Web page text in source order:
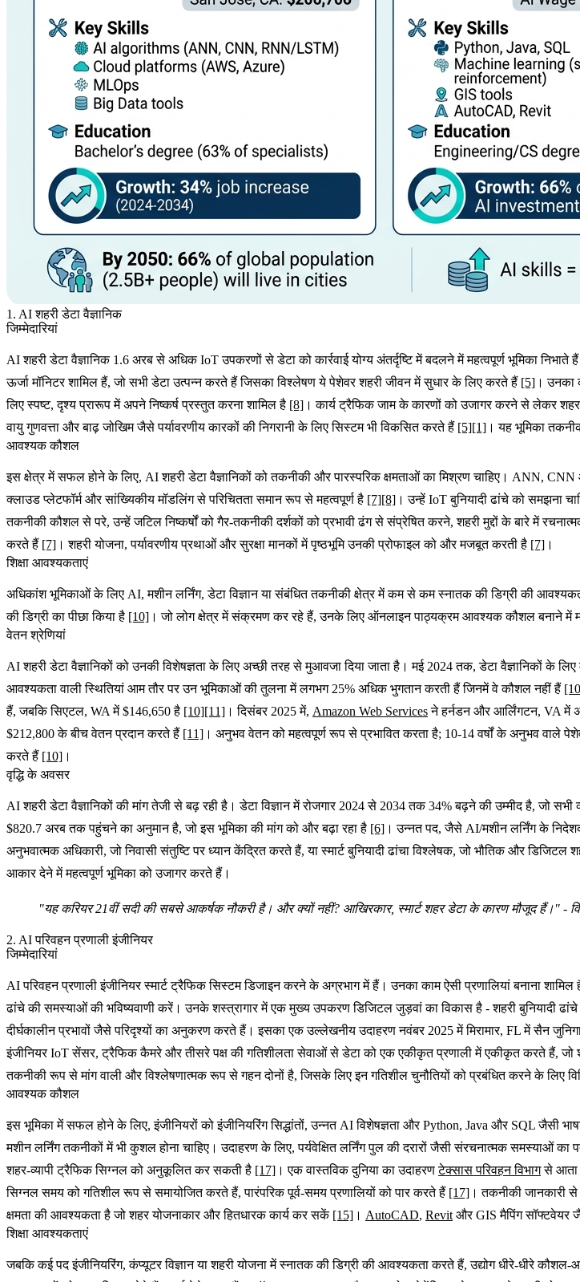
1. AI शहरी डेटा वैज्ञानिक
जिम्मेदारियां
AI शहरी डेटा वैज्ञानिक 1.6 अरब से अधिक IoT उपकरणों से डेटा को कार्रवाई योग्य अंतर्दृष्टि में बदलने में महत्वपूर्ण भूमिका निभाते
ऊर्जा मॉनिटर शामिल हैं, जो सभी डेटा उत्पन्न करते हैं जिसका विश्लेषण ये पेशेवर शहरी जीवन में सुधार के लिए करते हैं [5] । उनका
लिए स्पष्ट, दृश्य प्रारूप में अपने निष्कर्ष प्रस्तुत करना शामिल है [8] । कार्य ट्रैफिक जाम के कारणों को उजागर करने से लेकर
वायु गुणवत्ता और बाढ़ जोखिम जैसे पर्यावरणीय कारकों की निगरानी के लिए सिस्टम भी विकसित करते हैं [5][1] । यह भूमिका
आवश्यक कौशल
इस क्षेत्र में सफल होने के लिए, AI शहरी डेटा वैज्ञानिकों को तकनीकी और पारस्परिक क्षमताओं का मिश्रण चाहिए। ANN,
क्लाउड प्लेटफॉर्म और सांख्यिकीय मॉडलिंग से परिचितता समान रूप से महत्वपूर्ण है [7][8] । उन्हें IoT बुनियादी ढांचे को समझना
तकनीकी कौशल से परे, उन्हें जटिल निष्कर्षों को गैर-तकनीकी दर्शकों को प्रभावी ढंग से संप्रेषित करने, शहरी मुद्दों के बारे में
करते हैं [7] । शहरी योजना, पर्यावरणीय प्रथाओं और सुरक्षा मानकों में पृष्ठभूमि उनकी प्रोफाइल को और मजबूत करती है [7] ।
शिक्षा आवश्यकताएं
अधिकांश भूमिकाओं के लिए AI, मशीन लर्निंग, डेटा विज्ञान या संबंधित तकनीकी क्षेत्र में कम से कम स्नातक की डिग्री की
की डिग्री का पीछा किया है [10] । जो लोग क्षेत्र में संक्रमण कर रहे हैं, उनके लिए ऑनलाइन पाठ्यक्रम आवश्यक कौशल बनाने
वेतन श्रेणियां
AI शहरी डेटा वैज्ञानिकों को उनकी विशेषज्ञता के लिए अच्छी तरह से मुआवजा दिया जाता है। मई 2024 तक, डेटा वैज्ञानिकों के
आवश्यकता वाली स्थितियां आम तौर पर उन भूमिकाओं की तुलना में लगभग 25% अधिक भुगतान करती हैं जिनमें वे कौशल नहीं हैं
हैं, जबकि सिएटल, WA में $146,650 है [10][11] । दिसंबर 2025 में, Amazon Web Servicesने हर्नडन और आर्लिंगटन, VA में
$212,800 के बीच वेतन प्रदान करते हैं [11] । अनुभव वेतन को महत्वपूर्ण रूप से प्रभावित करता है; 10-14 वर्षों के अनुभव वाले
करते हैं [10] ।
वृद्धि के अवसर
AI शहरी डेटा वैज्ञानिकों की मांग तेजी से बढ़ रही है। डेटा विज्ञान में रोजगार 2024 से 2034 तक 34% बढ़ने की उम्मीद है, जो
$820.7 अरब तक पहुंचने का अनुमान है, जो इस भूमिका की मांग को और बढ़ा रहा है [6] । उन्नत पद, जैसे AI/मशीन लर्निंग के
अनुभवात्मक अधिकारी, जो निवासी संतुष्टि पर ध्यान केंद्रित करते हैं, या स्मार्ट बुनियादी ढांचा विश्लेषक, जो भौतिक और
आकार देने में महत्वपूर्ण भूमिका को उजागर करते हैं।
"यह करियर 21वीं सदी की सबसे आकर्षक नौकरी है। और क्यों नहीं? आखिरकार, स्मार्ट शहर डेटा के कारण मौजूद हैं।" -
2. AI परिवहन प्रणाली इंजीनियर
जिम्मेदारियां
AI परिवहन प्रणाली इंजीनियर स्मार्ट ट्रैफिक सिस्टम डिजाइन करने के अग्रभाग में हैं। उनका काम ऐसी प्रणालियां बनाना
ढांचे की समस्याओं की भविष्यवाणी करें। उनके शस्त्रागार में एक मुख्य उपकरण डिजिटल जुड़वां का विकास है - शहरी बुनियादी
दीर्घकालीन प्रभावों जैसे परिदृश्यों का अनुकरण करते हैं। इसका एक उल्लेखनीय उदाहरण नवंबर 2025 में मिरामार, FL में सैन
इंजीनियर IoT सेंसर, ट्रैफिक कैमरे और तीसरे पक्ष की गतिशीलता सेवाओं से डेटा को एक एकीकृत प्रणाली में एकीकृत करते हैं, जो
तकनीकी रूप से मांग वाली और विश्लेषणात्मक रूप से गहन दोनों है, जिसके लिए इन गतिशील चुनौतियों को प्रबंधित करने के लिए
आवश्यक कौशल
इस भूमिका में सफल होने के लिए, इंजीनियरों को इंजीनियरिंग सिद्धांतों, उन्नत AI विशेषज्ञता और Python, Java और SQL जैसी
मशीन लर्निंग तकनीकों में भी कुशल होना चाहिए। उदाहरण के लिए, पर्यवेक्षित लर्निंग पुल की दरारों जैसी संरचनात्मक समस्याओं
शहर-व्यापी ट्रैफिक सिग्नल को अनुकूलित कर सकती है [17] । एक वास्तविक दुनिया का उदाहरणटेक्सास परिवहन विभागसे आता
सिग्नल समय को गतिशील रूप से समायोजित करते हैं, पारंपरिक पूर्व-समय प्रणालियों को पार करते हैं [17] । तकनीकी जानकारी
क्षमता की आवश्यकता है जो शहर योजनाकार और हितधारक कार्य कर सकें [15] । AutoCAD, Revit और GIS मैपिंग सॉफ्टवेयर
शिक्षा आवश्यकताएं
जबकि कई पद इंजीनियरिंग, कंप्यूटर विज्ञान या शहरी योजना में स्नातक की डिग्री की आवश्यकता करते हैं, उद्योग धीरे-धीरे